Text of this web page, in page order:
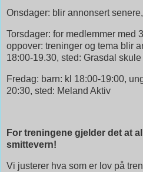
Onsdager: blir annonsert
Torsdager: for medlemmer med
oppover: treninger og tema blir
18:00-19.30, sted: Grasdal skule
Fredag: barn: kl 18:00-19:00,
20:30, sted: Meland Aktiv
For treningene gjelder det at
smittevern!
Vi justerer hva som er lov på